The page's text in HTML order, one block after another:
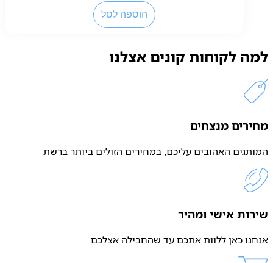
כמות
של
קולוסאל
הוספה לסל
למה לקוחות קונים אצלנו
מחירים מנצחים
המותגים האהובים עליכם, במחירים הזולים ביותר ברשת
שירות אישי ומהיר
אנחנו כאן ללוות אתכם עד שהחבילה אצלכם